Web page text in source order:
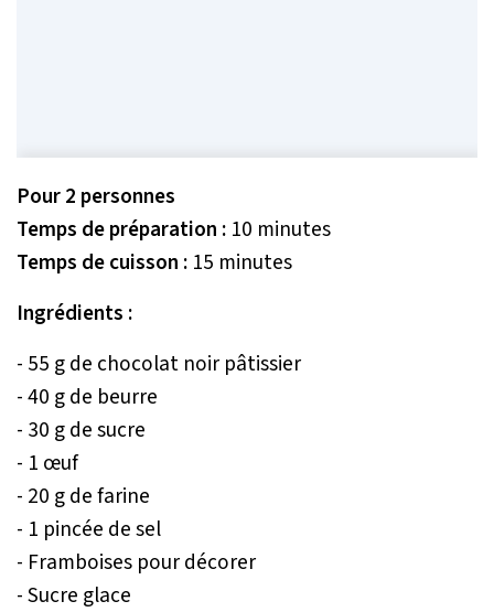
Pour 2 personnes
Temps de préparation : 10 minutes
Temps de cuisson : 15 minutes
Ingrédients :
- 55 g de chocolat noir pâtissier
- 40 g de beurre
- 30 g de sucre
- 1 œuf
- 20 g de farine
- 1 pincée de sel
- Framboises pour décorer
- Sucre glace